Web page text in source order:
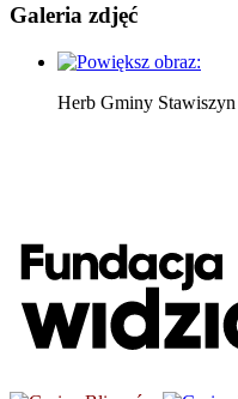
Galeria zdjęć
Herb Gminy Stawiszyn